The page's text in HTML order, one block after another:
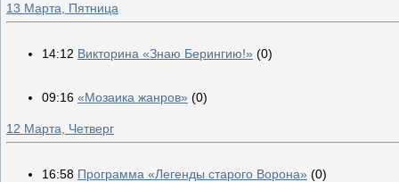
13 Марта, Пятница
14:12 Викторина «Знаю Берингию!» (0)
09:16 «Мозаика жанров» (0)
12 Марта, Четверг
16:58 Программа «Легенды старого Ворона» (0)